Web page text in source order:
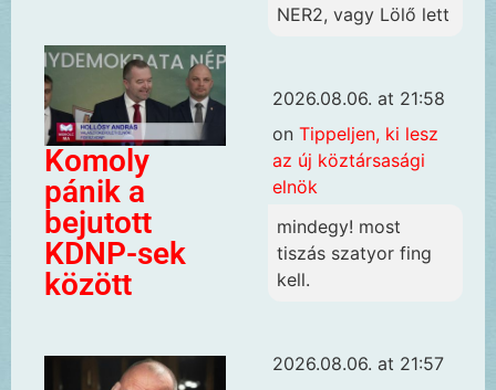
Komoly
pánik a
bejutott
KDNP-sek
között
NER2, vagy Lölő lett
2026.08.06. at 21:58
on Tippeljen, ki lesz
az új köztársasági
elnök
mindegy! most
tiszás szatyor fing
kell.
2026.08.06. at 21:57